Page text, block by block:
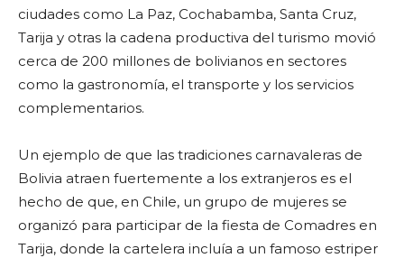
ciudades como La Paz, Cochabamba, Santa Cruz,
Tarija y otras la cadena productiva del turismo movió
cerca de 200 millones de bolivianos en sectores
como la gastronomía, el transporte y los servicios
complementarios.
Un ejemplo de que las tradiciones carnavaleras de
Bolivia atraen fuertemente a los extranjeros es el
hecho de que, en Chile, un grupo de mujeres se
organizó para participar de la fiesta de Comadres en
Tarija, donde la cartelera incluía a un famoso estriper